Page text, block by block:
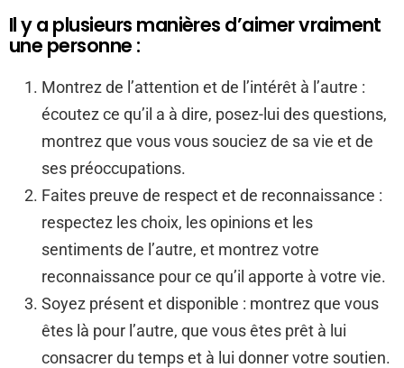
Il y a plusieurs manières d’aimer vraiment
une personne :
Montrez de l’attention et de l’intérêt à l’autre :
écoutez ce qu’il a à dire, posez-lui des questions,
montrez que vous vous souciez de sa vie et de
ses préoccupations.
Faites preuve de respect et de reconnaissance :
respectez les choix, les opinions et les
sentiments de l’autre, et montrez votre
reconnaissance pour ce qu’il apporte à votre vie.
Soyez présent et disponible : montrez que vous
êtes là pour l’autre, que vous êtes prêt à lui
consacrer du temps et à lui donner votre soutien.